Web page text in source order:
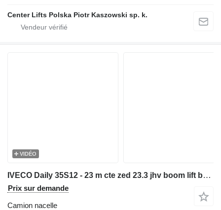
Center Lifts Polska Piotr Kaszowski sp. k.
VIDÉO
IVECO Daily 35S12 - 23 m cte zed 23.3 jhv boom lift bucket truck podno
Prix sur demande
Camion nacelle